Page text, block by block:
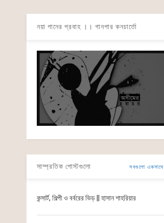
নয়া গানের প্রবাহ ।। গানপার কনচার্তো
সাম্প্রতিক পোস্টগুলো সবগুলো একসাথে
কন্সার্ট, শিল্পী ও বর্বরের ভিড় || হাসান শাহরিয়ার